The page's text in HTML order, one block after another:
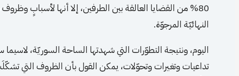
80% من القضايا العالقة بين الطرفين، إلا أنها لأسبابٍ
النهائيّة المرجوّة.
اليوم، ونتيجة التطوّرات التي شهدتها الساحة السوريّة،
تداعيات وتغيرات وتحوّلات، يمكن القول بأن الظروف التي